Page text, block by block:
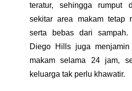
teratur, sehingga rumput
sekitar area makam tetap
serta bebas dari
Diego Hills juga menjamin
makam selama 24 jam,
keluarga tak perlu khawatir.